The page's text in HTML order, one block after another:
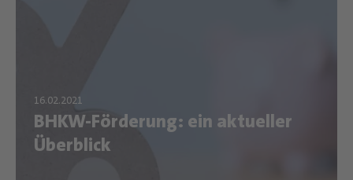
BHKW-Förderung: ein aktueller
Überblick